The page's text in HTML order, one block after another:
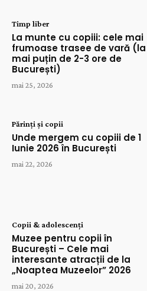
Timp liber
La munte cu copiii: cele mai
frumoase trasee de vară (la
mai puțin de 2-3 ore de
București)
mai 25, 2026
Părinți și copii
Unde mergem cu copiii de 1
Iunie 2026 în București
mai 22, 2026
Copii & adolescenți
Muzee pentru copii în
București – Cele mai
interesante atracții de la
„Noaptea Muzeelor” 2026
mai 20, 2026